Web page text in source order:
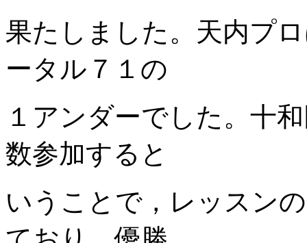
果たしました。天内プ
ータル７１の
１アンダーでした。十
数参加すると
いうことで，レッスン